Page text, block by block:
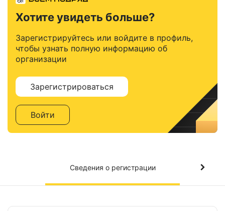
Хотите увидеть больше?
Зарегистрируйтесь или войдите в профиль,
чтобы узнать полную информацию об
организации
Зарегистрироваться
Войти
Сведения о регистрации